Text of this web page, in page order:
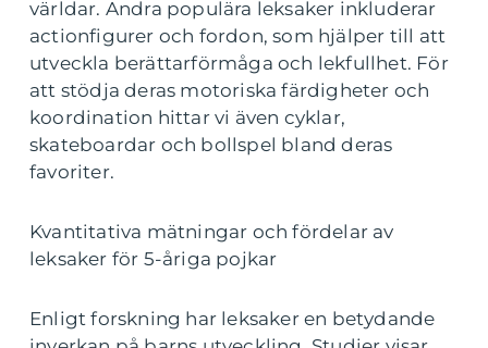
världar. Andra populära leksaker inkluderar
actionfigurer och fordon, som hjälper till att
utveckla berättarförmåga och lekfullhet. För
att stödja deras motoriska färdigheter och
koordination hittar vi även cyklar,
skateboardar och bollspel bland deras
favoriter.
Kvantitativa mätningar och fördelar av
leksaker för 5-åriga pojkar
Enligt forskning har leksaker en betydande